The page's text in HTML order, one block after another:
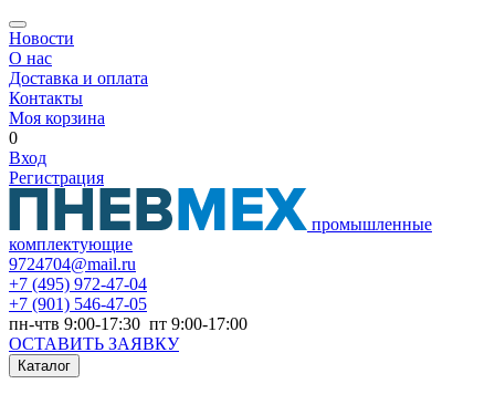
Новости
О нас
Доставка и оплата
Контакты
Моя корзина
0
Вход
Регистрация
промышленные
комплектующие
9724704@mail.ru
+7 (495) 972-47-04
+7 (901) 546-47-05
пн-чтв 9:00-17:30 пт 9:00-17:00
ОСТАВИТЬ ЗАЯВКУ
Каталог